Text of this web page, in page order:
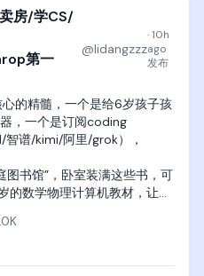
了。
房/学CS/
第一
@lidangzzz
·10h
ago
发布
心的精髓，一个是给6岁孩子孩
，一个是订阅coding
谱/kimi/阿里/grok），
图书馆”，卧室装满这些书，可
的数学物理计算机教材，让孩
住天津图书大厦旁边，这些